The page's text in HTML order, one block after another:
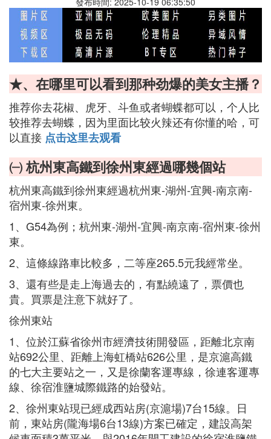
★、在哪里可以看到那种劲爆的美女主播？
推荐你去花椒、虎牙、斗鱼或者蝴蝶都可以，个人比
较推荐去蝴蝶，因为里面比较火辣还有你懂的哈，可
以直接 点击这里去观看
㈠ 杭州東高鐵到徐州東經過哪幾個站
杭州東高鐵到徐州東經過杭州東-湖州-宜興-南京南-
宿州東-徐州東。
1、G54為例；杭州東-湖州-宜興-南京南-宿州東-徐州
東。
2、這條線路車比較多，二等座265.5元我經常坐。
3、還有些是走上海過去的，有點繞遠了，票價也
貴。買票是注意下就好了。
徐州東站
1、位於江蘇省徐州市經濟技術開發區，距離北京南
站692公里、距離上海虹橋站626公里，是京滬高鐵
的七大主要站之一，又是徐蘭客運專線，徐連客運專
線、徐宿淮鹽城際鐵路的始發站。
2、徐州東站現已經成西站房(京滬場)7台15線。日
前，東站房(隴海場6台13線)方案已確定，建設高架